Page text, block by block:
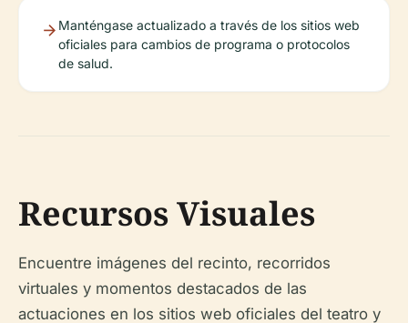
Manténgase actualizado a través de los sitios web
oficiales para cambios de programa o protocolos
de salud.
Recursos Visuales
Encuentre imágenes del recinto, recorridos
virtuales y momentos destacados de las
actuaciones en los sitios web oficiales del teatro y